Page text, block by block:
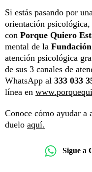
Si estás pasando por
orientación psicológica,
con Porque Quiero
mental de la
atención psicológica
de sus 3 canales de
WhatsApp al 333 033
línea en
Conoce cómo ayudar a
duelo aquí.
Sigue a